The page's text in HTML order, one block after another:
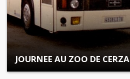
JOURNEE AU ZOO DE CERZA